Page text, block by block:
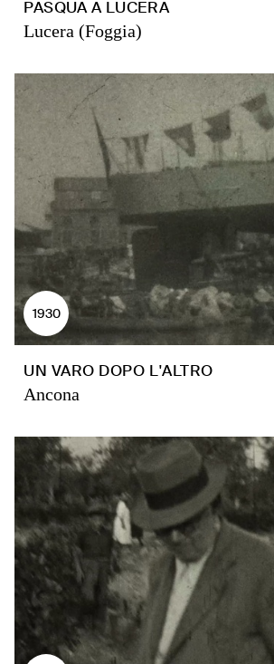
PASQUA A LUCERA
Lucera (Foggia)
1930
UN VARO DOPO L'ALTRO
Ancona